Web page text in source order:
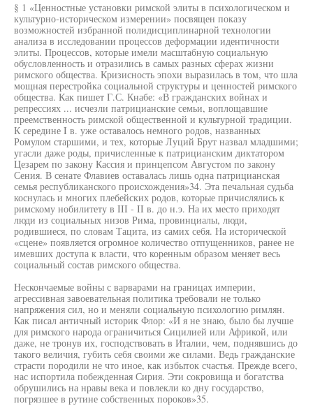
§ 1 «Ценностные установки римской элиты в психологическом и
культурно-историческом измерении» посвящен показу
возможностей избранной полидисциплинарной технологии
анализа в исследовании процессов деформации идентичности
элиты. Процессов, которые имели масштабную социальную
обусловленность и отразились в самых разных сферах жизни
римского общества. Кризисность эпохи выразилась в том, что шла
мощная перестройка социальной структуры и ценностей римского
общества. Как пишет Г.С. Кнабе: «В гражданских войнах и
репрессиях ... исчезли патрицианские семьи, воплощавшие
преемственность римской общественной и культурной традиции.
К середине I в. уже оставалось немного родов, названных
Ромулом старшими, и тех, которые Луций Брут назвал младшими;
угасли даже роды, причисленные к патрицианским диктатором
Цезарем по закону Кассия и принцепсом Августом по закону
Сения. В сенате Флавиев оставалась лишь одна патрицианская
семья республиканского происхождения»34. Эта печальная судьба
коснулась и многих плебейских родов, которые причислялись к
римскому нобилитету в III - II в. до н.э. На их место приходят
люди из социальных низов Рима, провинциалы, люди,
родившиеся, по словам Тацита, из самих себя. На исторической
«сцене» появляется огромное количество отпущенников, ранее не
имевших доступа к власти, что коренным образом меняет весь
социальный состав римского общества.
Нескончаемые войны с варварами на границах империи,
агрессивная завоевательная политика требовали не только
напряжения сил, но и меняли социальную психологию римлян.
Как писал античный историк Флор: «И я не знаю, было бы лучше
для римского народа ограничиться Сицилией или Африкой, или
даже, не тронув их, господствовать в Италии, чем, поднявшись до
такого величия, губить себя своими же силами. Ведь гражданские
страсти породили не что иное, как избыток счастья. Прежде всего,
нас испортила побежденная Сирия. Эти сокровища и богатства
обрушились на нравы века и повлекли ко дну государство,
погрязшее в рутине собственных пороков»35.